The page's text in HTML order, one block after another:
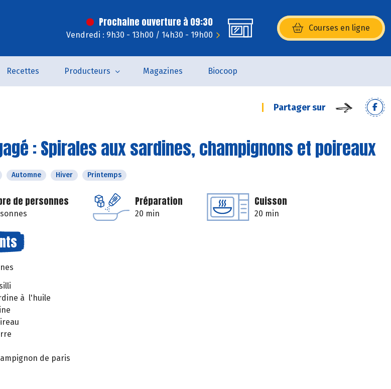
Prochaine ouverture à 09:30
Vendredi : 9h30 - 13h00 / 14h30 - 19h00
Courses en ligne
(s’ouvre dans une nouvelle
Recettes Producteurs Magazines Biocoop
Partager sur
: Spirales aux sardines, champignons et poireaux
Automne Hiver Printemps
de personnes Préparation
20 min
Cuisson
20 min
à l'huile
de paris